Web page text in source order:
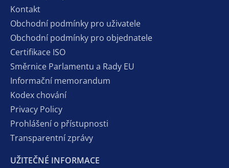
Kontakt
Obchodní podmínky pro uživatele
Obchodní podmínky pro objednatele
Certifikace ISO
Směrnice Parlamentu a Rady EU
Informační memorandum
Kodex chování
Privacy Policy
Prohlášení o přístupnosti
Transparentní zprávy
UŽITEČNÉ INFORMACE